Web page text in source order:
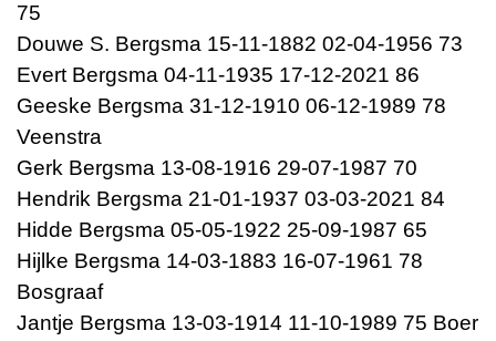
75
Douwe S. Bergsma 15-11-1882 02-04-1956 73
Evert Bergsma 04-11-1935 17-12-2021 86
Geeske Bergsma 31-12-1910 06-12-1989 78
Veenstra
Gerk Bergsma 13-08-1916 29-07-1987 70
Hendrik Bergsma 21-01-1937 03-03-2021 84
Hidde Bergsma 05-05-1922 25-09-1987 65
Hijlke Bergsma 14-03-1883 16-07-1961 78
Bosgraaf
Jantje Bergsma 13-03-1914 11-10-1989 75 Boer